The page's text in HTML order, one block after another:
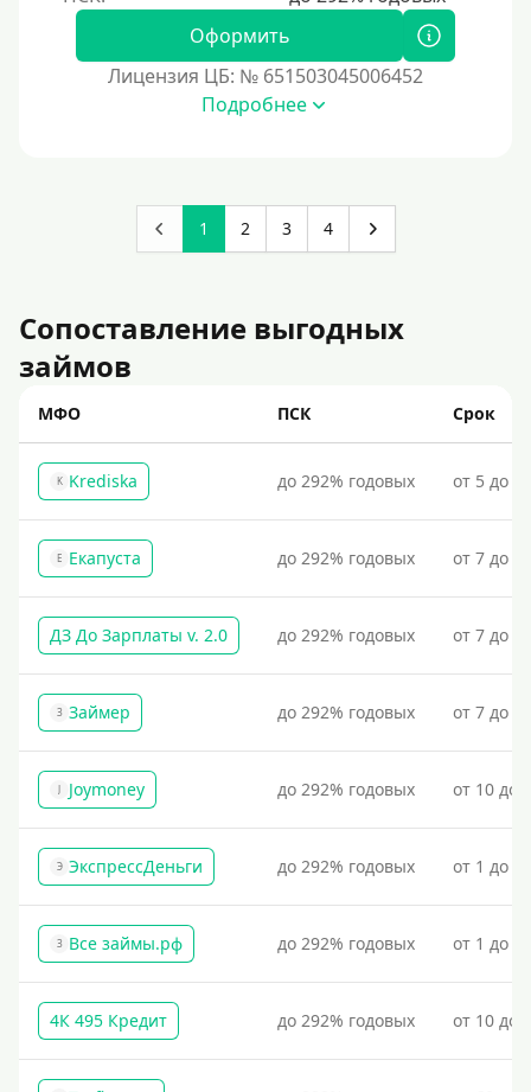
Оформить
Лицензия ЦБ: № 651503045006452
Подробнее
1 2 3 4
Сопоставление выгодных
займов
МФО ПСК Срок
K Krediska до 292% годовых от 5 до
Е Екапуста до 292% годовых от 7 до
ДЗ До Зарплаты v. 2.0 до 292% годовых от 7 до
З Займер до 292% годовых от 7 до
J Joymoney до 292% годовых от 10 до
Э ЭкспрессДеньги до 292% годовых от 1 до
З Все займы.рф до 292% годовых от 1 до
4К 495 Кредит до 292% годовых от 10 до